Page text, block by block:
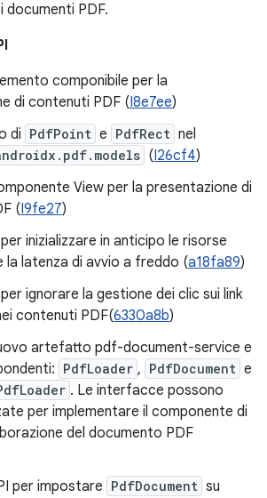
documenti PDF.
componibile per la
di contenuti PDF (I8e7ee)
di PdfPoint e PdfRect nel
(I26cf4)
View per la presentazione di
(I9fe27)
inizializzare in anticipo le risorse
la latenza di avvio a freddo (a18fa89)
ignorare la gestione dei clic sui link
contenuti PDF(6330a8b)
artefatto pdf-document-service e
PdfLoader , PdfDocument e
. Le interfacce possono
per implementare il componente di
del documento PDF
per impostare PdfDocument su